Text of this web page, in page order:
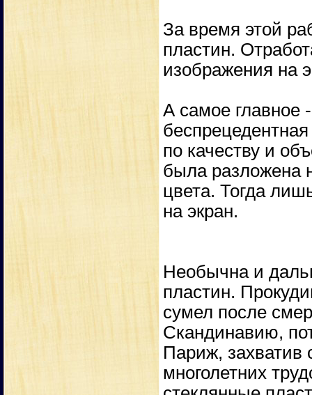
За время этой
пластин.
изображения на
А самое главное
беспрецедентная
по качеству и
была разложена
цвета. Тогда
на экран.
Необычна и
пластин.
сумел после
Скандинавию,
Париж, захватив
многолетних